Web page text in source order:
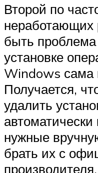
Второй по
неработающих
быть
установке
Windows сама
Получается,
удалить
нужные
брать их с
производителя.